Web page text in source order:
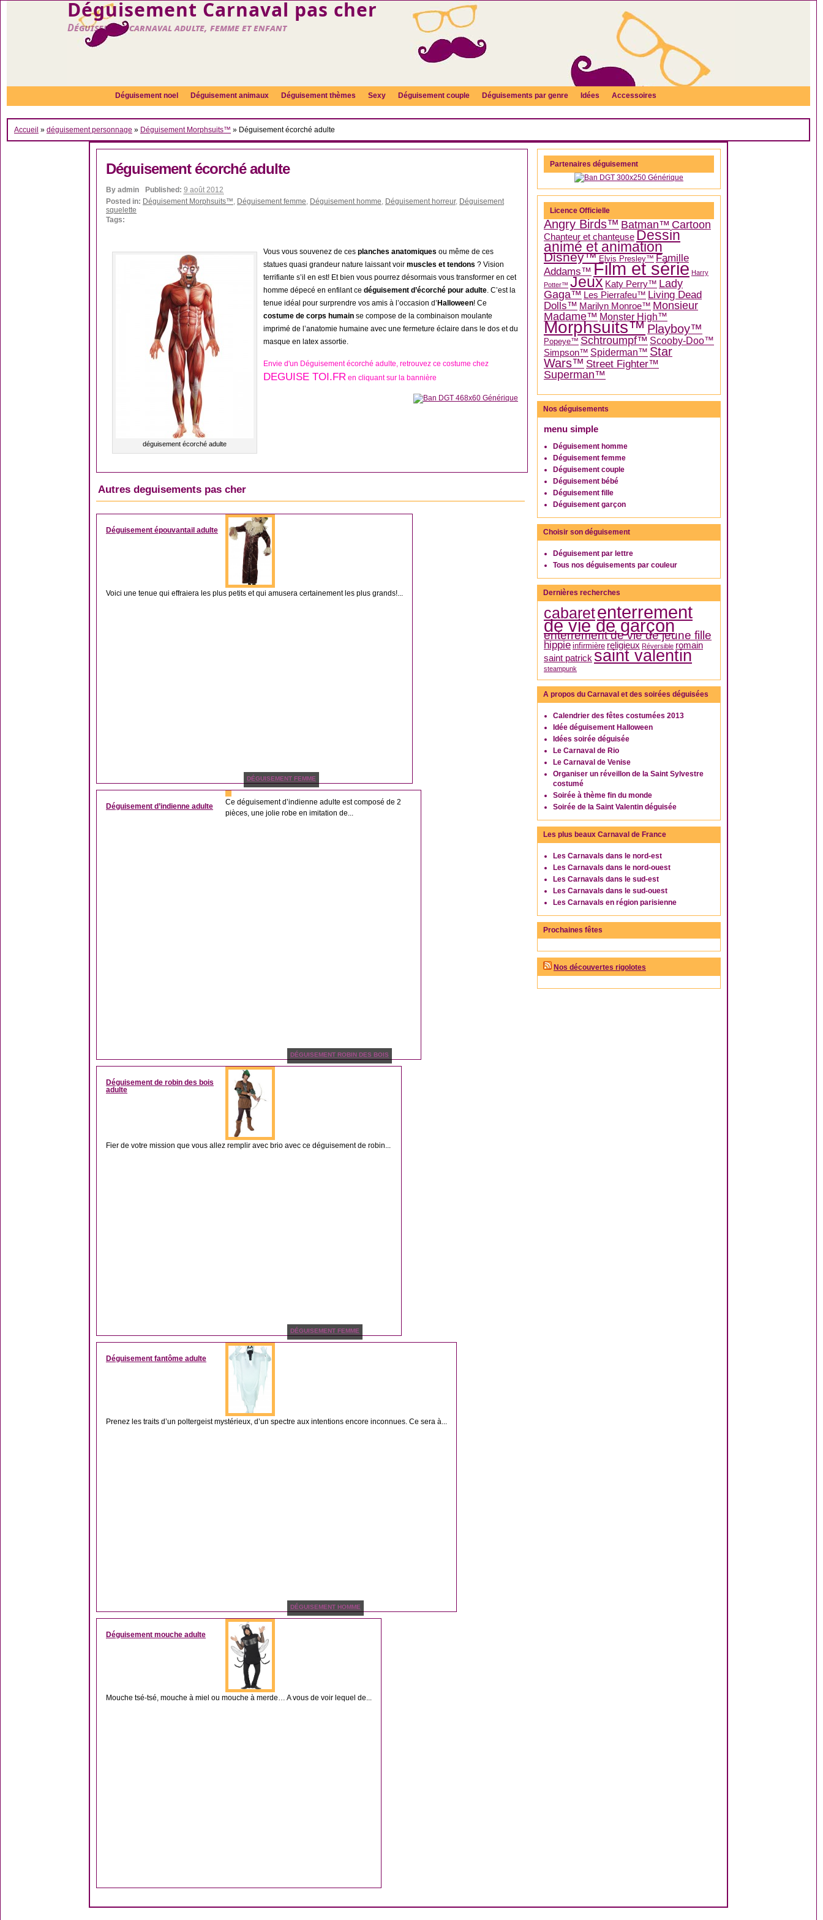
Déguisement Carnaval pas cher
Déguisement carnaval adulte, femme et enfant
Déguisement noel Déguisement animaux Déguisement thèmes Sexy Déguisement couple Déguisements par genre Idées Accessoires
Accueil » déguisement personnage » Déguisement Morphsuits™ » Déguisement écorché adulte
Déguisement écorché adulte
By admin Published: 9 août 2012
Posted in: Déguisement Morphsuits™, Déguisement femme, Déguisement homme, Déguisement horreur, Déguisement
squelette
Tags:
déguisement écorché adulte
Vous vous souvenez de ces planches anatomiques ou même de ces
statues quasi grandeur nature laissant voir muscles et tendons ? Vision
terrifiante s’il en est! Et bien vous pourrez désormais vous transformer en cet
homme dépecé en enfilant ce déguisement d’écorché pour adulte. C’est la
tenue idéal pour surprendre vos amis à l’occasion d’ Halloween! Ce
costume de corps humain se compose de la combinaison moulante
imprimé de l’anatomie humaine avec une fermeture éclaire dans le dos et du
masque en latex assortie.
Envie d'un Déguisement écorché adulte, retrouvez ce costume chez
DEGUISE TOI.FR en cliquant sur la bannière
Autres deguisements pas cher
DÉGUISEMENT FEMME
Déguisement épouvantail adulte
Voici une tenue qui effraiera les plus petits et qui amusera certainement les plus grands!...
DÉGUISEMENT FEMME
Déguisement d’indienne adulte
Ce déguisement d’indienne adulte est composé de 2
pièces, une jolie robe en imitation de...
DÉGUISEMENT ROBIN DES BOIS
Déguisement de robin des bois
adulte
Fier de votre mission que vous allez remplir avec brio avec ce déguisement de robin...
DÉGUISEMENT FEMME
Déguisement fantôme adulte
Prenez les traits d’un poltergeist mystérieux, d’un spectre aux intentions encore inconnues. Ce sera à...
DÉGUISEMENT HOMME
Déguisement mouche adulte
Mouche tsé-tsé, mouche à miel ou mouche à merde… A vous de voir lequel de...
Partenaires déguisement
Licence Officielle
Angry Birds™ Batman™ Cartoon
Chanteur et chanteuse Dessin
animé et animation
Disney™ Elvis Presley™ Famille
Addams™ Film et série Harry
Potter™ Jeux Katy Perry™ Lady
Gaga™ Les Pierrafeu™ Living Dead
Dolls™ Marilyn Monroe™ Monsieur
Madame™ Monster High™
Morphsuits™Playboy™
Popeye™ Schtroumpf™ Scooby-Doo™
Simpson™ Spiderman™ Star
Wars™ Street Fighter™
Superman™
Nos déguisements
menu simple
Déguisement homme
Déguisement femme
Déguisement couple
Déguisement bébé
Déguisement fille
Déguisement garçon
Choisir son déguisement
Déguisement par lettre
Tous nos déguisements par couleur
Dernières recherches
cabaretenterrement
de vie de garçon
enterrement de vie de jeune fille
hippie infirmière religieux Réversible romain
saint patrick saint valentin
steampunk
A propos du Carnaval et des soirées déguisées
Calendrier des fêtes costumées 2013
Idée déguisement Halloween
Idées soirée déguisée
Le Carnaval de Rio
Le Carnaval de Venise
Organiser un réveillon de la Saint Sylvestre
costumé
Soirée à thème fin du monde
Soirée de la Saint Valentin déguisée
Les plus beaux Carnaval de France
Les Carnavals dans le nord-est
Les Carnavals dans le nord-ouest
Les Carnavals dans le sud-est
Les Carnavals dans le sud-ouest
Les Carnavals en région parisienne
Prochaines fêtes
Nos découvertes rigolotes